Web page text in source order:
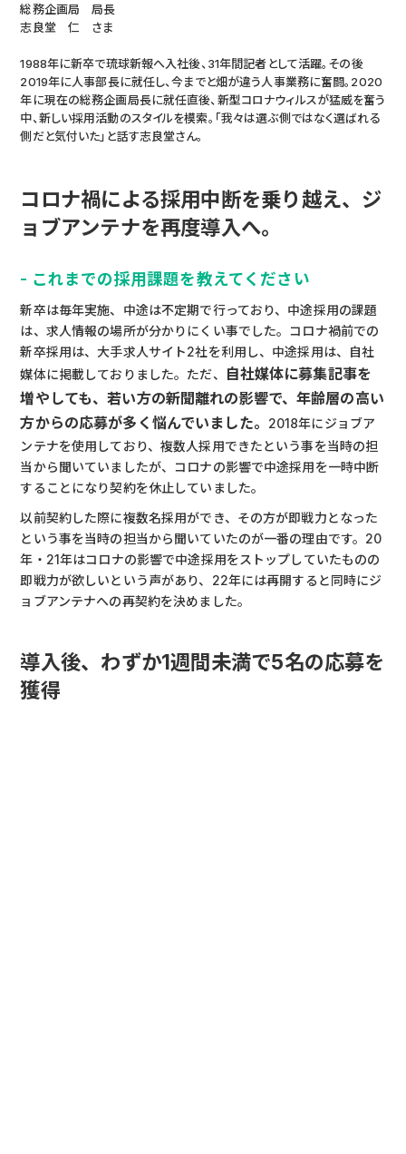
総務企画局 局長
志良堂 仁 さま
1988年に新卒で琉球新報へ入社後、31年間記者として活躍。その後
2019年に人事部長に就任し、今までと畑が違う人事業務に奮闘。2020
年に現在の総務企画局長に就任直後、新型コロナウィルスが猛威を奮う
中、新しい採用活動のスタイルを模索。「我々は選ぶ側ではなく選ばれる
側だと気付いた」と話す志良堂さん。
コロナ禍による採用中断を乗り越え、ジ
ョブアンテナを再度導入へ。
- これまでの採用課題を教えてください
新卒は毎年実施、中途は不定期で行っており、中途採用の課題
は、求人情報の場所が分かりにくい事でした。コロナ禍前での
新卒採用は、大手求人サイト2社を利用し、中途採用は、自社
媒体に掲載しておりました。ただ、
自社媒体に募集記事を
増やしても、若い方の新聞離れの影響で、年齢層の高い
方からの応募が多く悩んでいました。
2018年にジョブア
ンテナを使用しており、複数人採用できたという事を当時の担
当から聞いていましたが、コロナの影響で中途採用を一時中断
することになり契約を休止していました。
以前契約した際に複数名採用ができ、その方が即戦力となった
という事を当時の担当から聞いていたのが一番の理由です。20
年・21年はコロナの影響で中途採用をストップしていたものの
即戦力が欲しいという声があり、22年には再開すると同時にジ
ョブアンテナへの再契約を決めました。
導入後、わずか1週間未満で5名の応募を
獲得